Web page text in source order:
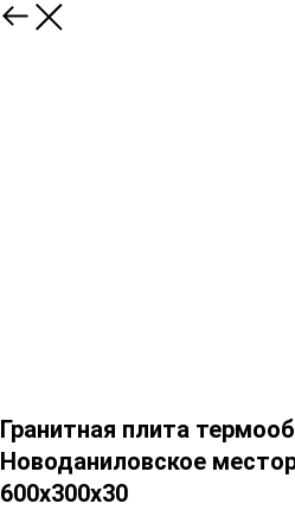
Гранитная плита
Новоданиловское
600х300х30